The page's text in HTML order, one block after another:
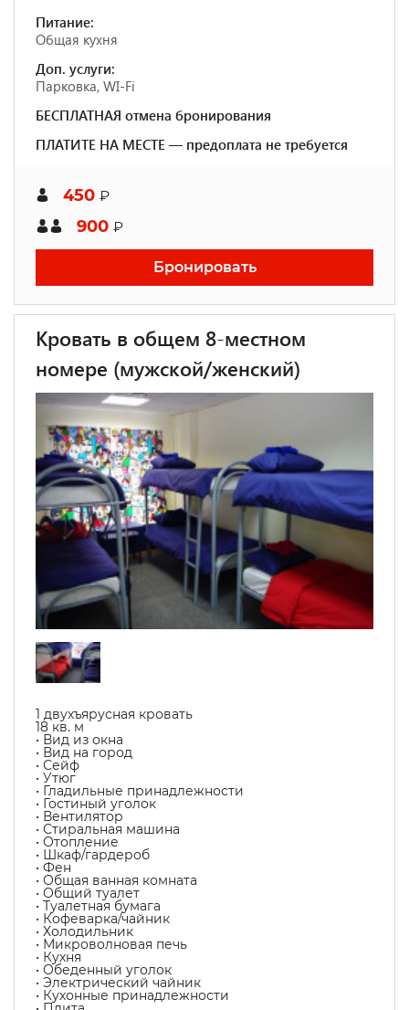
Питание:
Общая кухня
Доп. услуги:
Парковка, WI-Fi
БЕСПЛАТНАЯ отмена бронирования
ПЛАТИТЕ НА МЕСТЕ — предоплата не требуется
450 ₽
900 ₽
Бронировать
Кровать в общем 8-местном
номере (мужской/женский)
1 двухъярусная кровать
18 кв. м
• Вид из окна
• Вид на город
• Сейф
• Утюг
• Гладильные принадлежности
• Гостиный уголок
• Вентилятор
• Стиральная машина
• Отопление
• Шкаф/гардероб
• Фен
• Общая ванная комната
• Общий туалет
• Туалетная бумага
• Кофеварка/чайник
• Холодильник
• Микроволновая печь
• Кухня
• Обеденный уголок
• Электрический чайник
• Кухонные принадлежности